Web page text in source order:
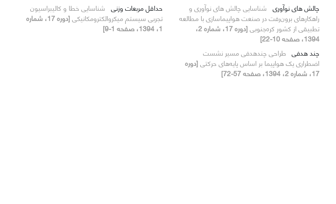
چالش های نوآوری شناسایی چالش های نوآوری و
راهکارهای برون‌رفت در صنعت هواپیماسازی با مطالعه
تطبیقی از کشور کره‌جنوبی
[دوره 17، شماره 2،
1394، صفحه 10-22]
چند هدفی طراحی چندهدفی مسیر نشست
اضطراری یک هواپیما بر اساس پایه‌های حرکتی [دوره
17، شماره 2، 1394، صفحه 57-72]
حداقل مربعات وزنی شناسایی خطا و کالیبراسیون
تجربی سیستم میکروالکترومکانیکی
[دوره 17، شماره
1، 1394، صفحه 1-9]